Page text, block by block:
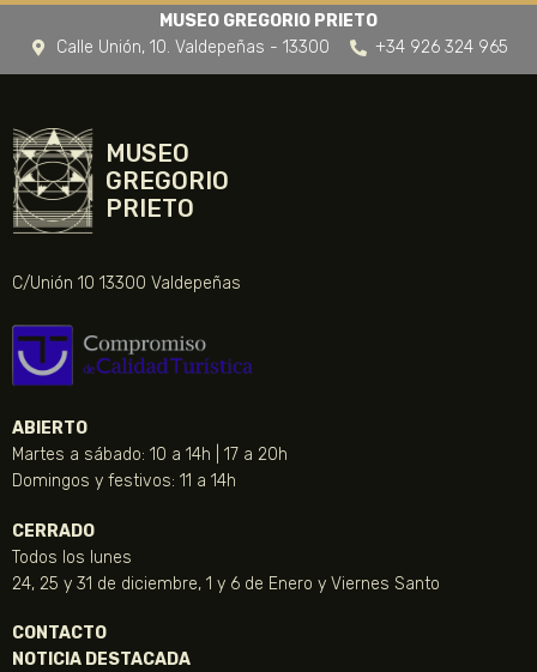
MUSEO GREGORIO PRIETO
Calle Unión, 10. Valdepeñas - 13300
+34 926 324 965
MUSEO
GREGORIO
PRIETO
C/Unión 10 13300 Valdepeñas
ABIERTO
Martes a sábado: 10 a 14h | 17 a 20h
Domingos y festivos: 11 a 14h
CERRADO
Todos los lunes
24, 25 y 31 de diciembre, 1 y 6 de Enero y Viernes Santo
CONTACTO
NOTICIA DESTACADA